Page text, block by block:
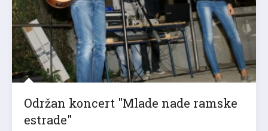
Održan koncert "Mlade nade ramske
estrade"